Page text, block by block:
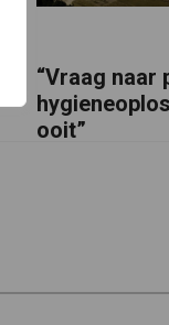
“Vraag naar
ooit”